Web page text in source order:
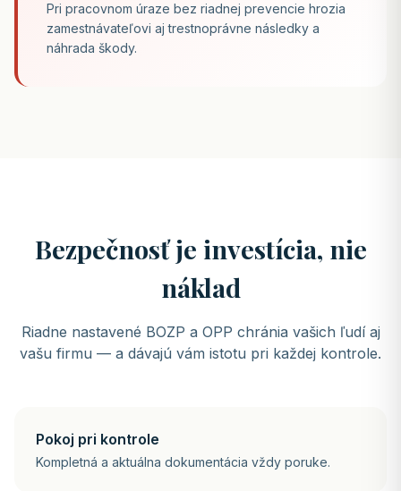
Pri pracovnom úraze bez riadnej prevencie hrozia
zamestnávateľovi aj trestnoprávne následky a
náhrada škody.
Bezpečnosť je investícia, nie
náklad
Riadne nastavené BOZP a OPP chránia vašich ľudí aj
vašu firmu — a dávajú vám istotu pri každej kontrole.
Pokoj pri kontrole
Kompletná a aktuálna dokumentácia vždy poruke.